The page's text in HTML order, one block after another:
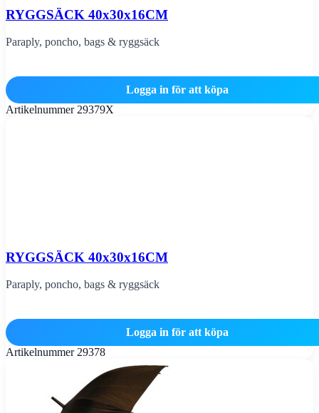
RYGGSÄCK 40x30x16CM
Paraply, poncho, bags & ryggsäck
Logga in för att köpa
Artikelnummer 29379X
RYGGSÄCK 40x30x16CM
Paraply, poncho, bags & ryggsäck
Logga in för att köpa
Artikelnummer 29378